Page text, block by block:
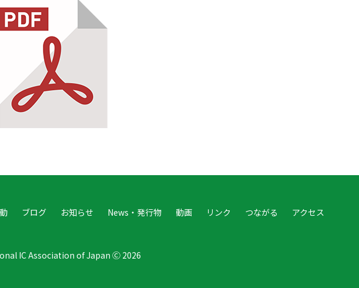
ブログ お知らせ News・発行物 動画 リンク つながる アクセス
IC Association of Japan Ⓒ 2026